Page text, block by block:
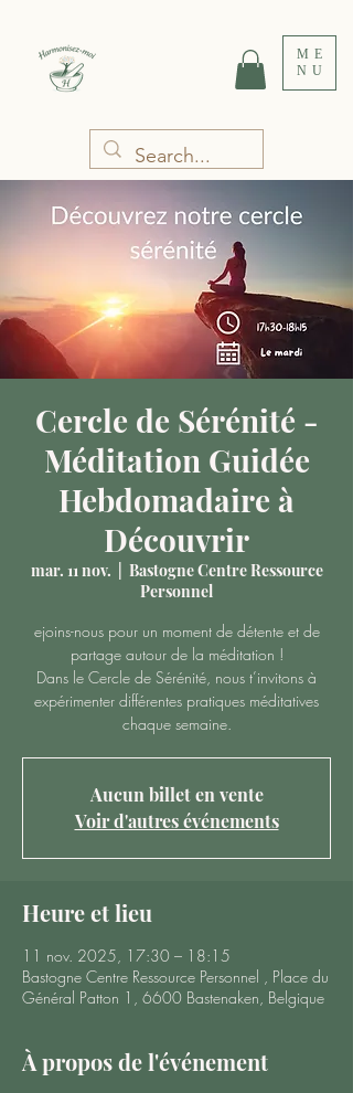
ME
NU
Cercle de Sérénité -
Méditation Guidée
Hebdomadaire à
Découvrir
mar. 11 nov.
Bastogne Centre Ressource
Personnel
ejoins-nous pour un moment de détente et de
partage autour de la méditation !
Dans le Cercle de Sérénité, nous t’invitons à
expérimenter différentes pratiques méditatives
chaque semaine.
Aucun billet en vente
Voir d'autres événements
Heure et lieu
11 nov. 2025, 17:30 – 18:15
Bastogne Centre Ressource Personnel , Place du
Général Patton 1, 6600 Bastenaken, Belgique
À propos de l'événement